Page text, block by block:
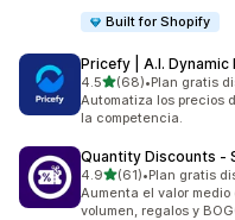
Built for Shopify
Pricefy | A.I. Dynamic
4.5de 5 estrellas
(68)
68 reseñas en total
•Plan gratis
Automatiza los precios
la competencia.
Quantity Discounts ‑
4.9de 5 estrellas
(61)
61 reseñas en total
•Plan gratis
Aumenta el valor
volumen, regalos y